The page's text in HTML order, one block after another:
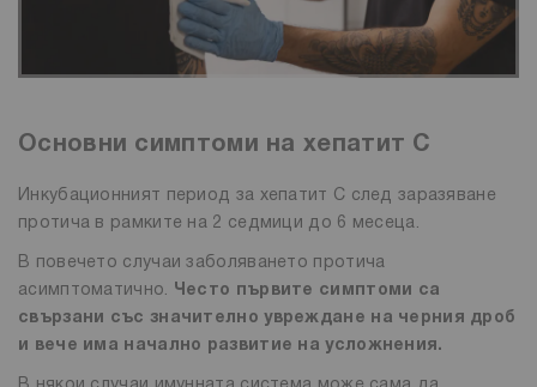
Основни симптоми на хепатит С
Инкубационният период за хепатит С след заразяване
протича в рамките на 2 седмици до 6 месеца.
В повечето случаи заболяването протича
асимптоматично. Често първите симптоми са
свързани със значително увреждане на черния дроб
и вече има начално развитие на усложнения.